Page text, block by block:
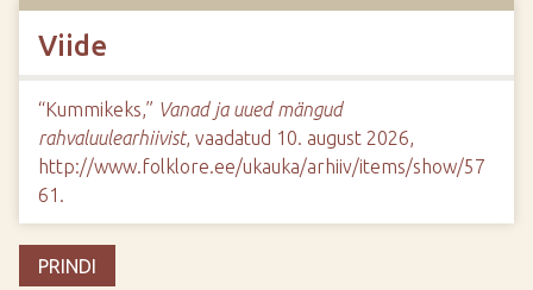
Viide
“Kummikeks,” Vanad ja uued mängud
rahvaluulearhiivist, vaadatud 10. august 2026,
http://www.folklore.ee/ukauka/arhiiv/items/show/57
61 .
PRINDI